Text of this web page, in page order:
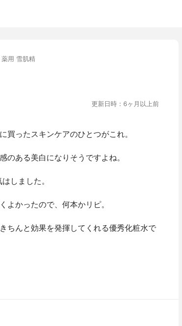
薬用 雪肌精
更新日時：6ヶ月以上前
買ったスキンケアのひとつがこれ。
のある美白になりそうですよね。
しました。
よかったので、何本かリピ。
ちんと効果を発揮してくれる優秀化粧水で